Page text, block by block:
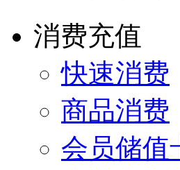
消费充值
快速消费
商品消费
会员储值